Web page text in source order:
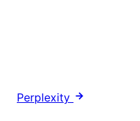
Perplexity